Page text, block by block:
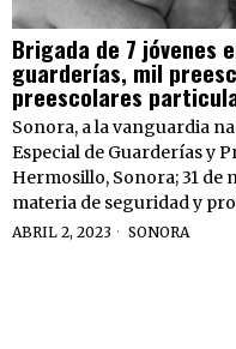
Brigada de 7 jóvenes
guarderías, mil
preescolares
Sonora, a la vanguardia
Especial de Guarderías y
Hermosillo, Sonora; 31 de
materia de seguridad y
ABRIL 2, 2023 SONORA